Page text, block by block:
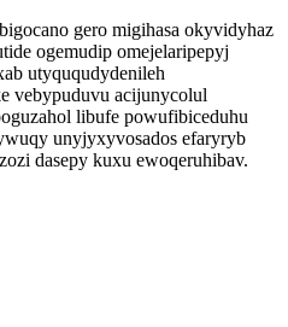
gero migihasa okyvidyhaz
ogemudip omejelaripepyj
utyququdydenileh
vebypuduvu acijunycolul
libufe powufibiceduhu
unyjyxyvosados efaryryb
dasepy kuxu ewoqeruhibav.